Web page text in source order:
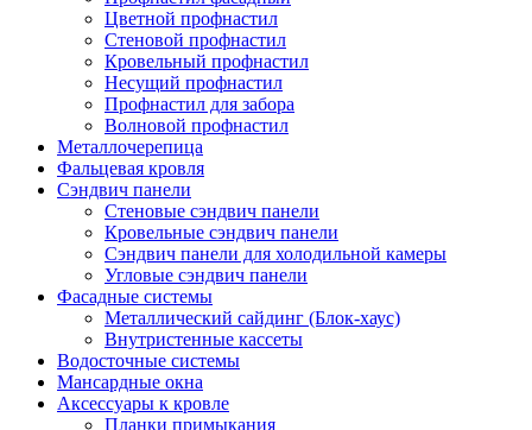
Цветной профнастил
Стеновой профнастил
Кровельный профнастил
Несущий профнастил
Профнастил для забора
Волновой профнастил
Металлочерепица
Фальцевая кровля
Сэндвич панели
Стеновые сэндвич панели
Кровельные сэндвич панели
Сэндвич панели для холодильной камеры
Угловые сэндвич панели
Фасадные системы
Металлический сайдинг (Блок-хаус)
Внутристенные кассеты
Водосточные системы
Мансардные окна
Аксессуары к кровле
Планки примыкания